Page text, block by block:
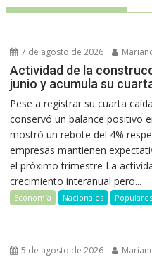
7 de agosto de 2026
Actividad de la
junio y acumula su
Pese a registrar su cuarta
conservó un balance positivo
mostró un rebote del 4%
empresas mantienen
el próximo trimestre La
crecimiento interanual pero...
Economía Nacionales Populares
5 de agosto de 2026